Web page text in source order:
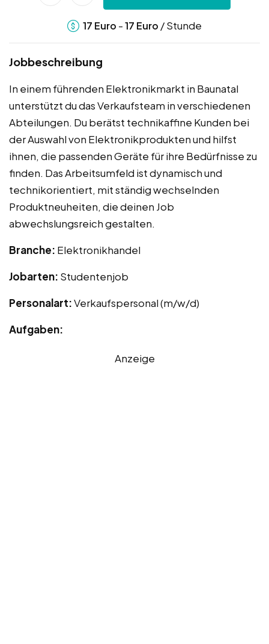
17 Euro -17 Euro / Stunde
Jobbeschreibung
In einem führenden Elektronikmarkt in Baunatal
unterstützt du das Verkaufsteam in verschiedenen
Abteilungen. Du berätst technikaffine Kunden bei
der Auswahl von Elektronikprodukten und hilfst
ihnen, die passenden Geräte für ihre Bedürfnisse zu
finden. Das Arbeitsumfeld ist dynamisch und
technikorientiert, mit ständig wechselnden
Produktneuheiten, die deinen Job
abwechslungsreich gestalten.
Branche: Elektronikhandel
Jobarten: Studentenjob
Personalart:Verkaufspersonal (m/w/d)
Aufgaben:
Anzeige